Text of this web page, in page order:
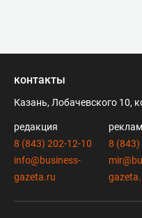
контакты
Казань, Лобачевского 10,
редакция
8 (843) 202-12-10
info@business-
gazeta.ru
8 (843)